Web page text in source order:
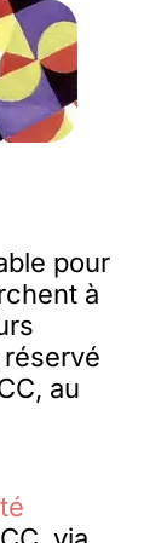
pour
à
au